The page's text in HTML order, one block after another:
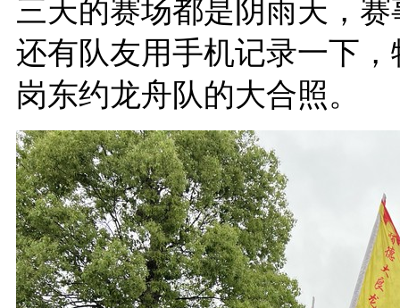
三天的赛场都是阴雨天，
还有队友用手机记录一下
岗东约龙舟队的大合照。